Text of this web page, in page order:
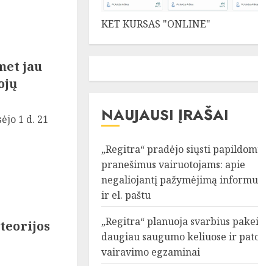
jau
1 d. 21
KET KURSAS "ONLINE"
NAUJAUSI ĮRAŠAI
„Regitra“ pradėjo siųsti
pranešimus vairuotojams: apie
negaliojantį pažymėjimą
ir el. paštu
„Regitra“ planuoja svarbius
daugiau saugumo keliuose ir
vairavimo egzaminai